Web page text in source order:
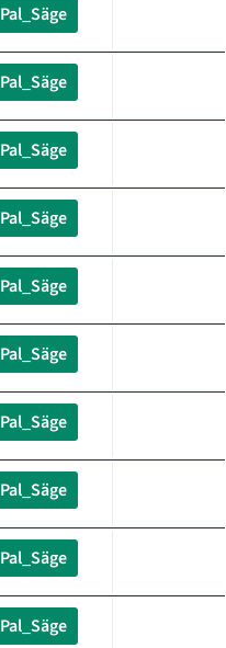
Pal_Säge
Pal_Säge
Pal_Säge
Pal_Säge
Pal_Säge
Pal_Säge
Pal_Säge
Pal_Säge
Pal_Säge
Pal_Säge